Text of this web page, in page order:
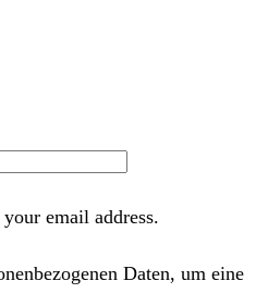
email address.
Daten, um eine